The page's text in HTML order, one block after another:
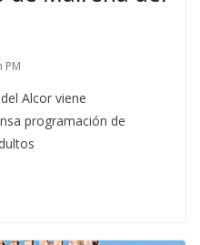
PM
Alcor viene
programación de